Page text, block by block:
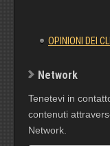
OPINIONI DEI
Network
Tenetevi in
contenuti
Network.